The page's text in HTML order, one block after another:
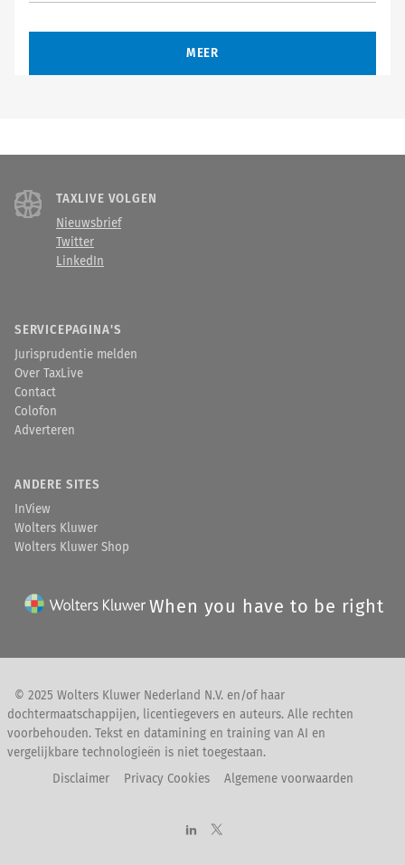
MEER
TAXLIVE VOLGEN
Nieuwsbrief
Twitter
LinkedIn
SERVICEPAGINA'S
Jurisprudentie melden
Over TaxLive
Contact
Colofon
Adverteren
ANDERE SITES
InView
Wolters Kluwer
Wolters Kluwer Shop
When you have to be right
© 2025 Wolters Kluwer Nederland N.V. en/of haar
dochtermaatschappijen, licentiegevers en auteurs. Alle rechten
voorbehouden. Tekst en datamining en training van AI en
vergelijkbare technologieën is niet toegestaan.
Disclaimer
Privacy Cookies Algemene voorwaarden